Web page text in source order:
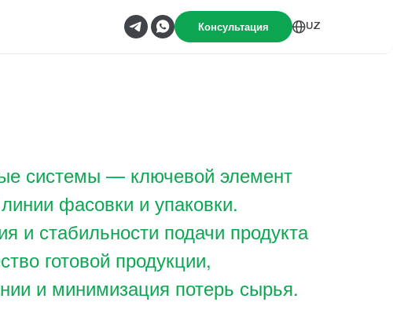
Консультация UZ
системы — ключевой элемент
фасовки и упаковки.
и стабильности подачи продукта
готовой продукции,
и минимизация потерь сырья.